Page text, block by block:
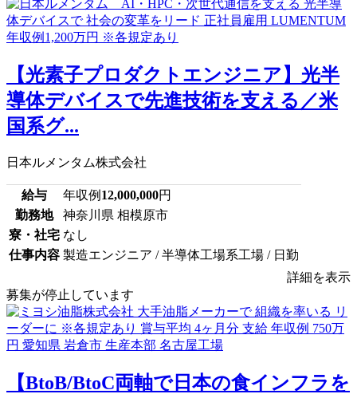
【光素子プロダクトエンジニア】光半
導体デバイスで先進技術を支える／米
国系グ...
日本ルメンタム株式会社
給与 年収例 12,000,000円
勤務地
神奈川県 相模原市
寮・社宅 なし
仕事内容 製造エンジニア / 半導体工場系工場 / 日勤
詳細を表示
募集が停止しています
【BtoB/BtoC両軸で日本の食インフラを